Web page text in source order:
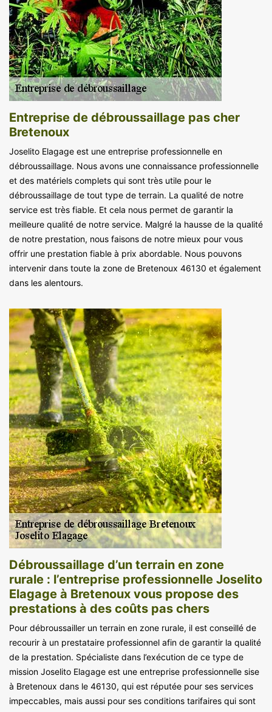
Entreprise de débroussaillage pas cher
Bretenoux
Joselito Elagage est une entreprise professionnelle en
débroussaillage. Nous avons une connaissance professionnelle
et des matériels complets qui sont très utile pour le
débroussaillage de tout type de terrain. La qualité de notre
service est très fiable. Et cela nous permet de garantir la
meilleure qualité de notre service. Malgré la hausse de la qualité
de notre prestation, nous faisons de notre mieux pour vous
offrir une prestation fiable à prix abordable. Nous pouvons
intervenir dans toute la zone de Bretenoux 46130 et également
dans les alentours.
Débroussaillage d’un terrain en zone
rurale : l’entreprise professionnelle Joselito
Elagage à Bretenoux vous propose des
prestations à des coûts pas chers
Pour débroussailler un terrain en zone rurale, il est conseillé de
recourir à un prestataire professionnel afin de garantir la qualité
de la prestation. Spécialiste dans l’exécution de ce type de
mission Joselito Elagage est une entreprise professionnelle sise
à Bretenoux dans le 46130, qui est réputée pour ses services
impeccables, mais aussi pour ses conditions tarifaires qui sont